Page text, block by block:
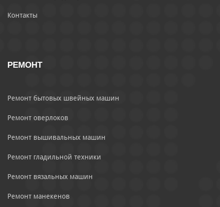
Контакты
РЕМОНТ
Ремонт бытовых швейных машин
Ремонт оверлоков
Ремонт вышивальных машин
Ремонт гладильной техники
Ремонт вязальных машин
Ремонт манекенов